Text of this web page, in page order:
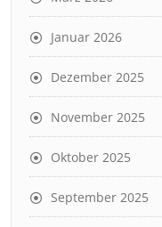
Januar 2026
Dezember 2025
November 2025
Oktober 2025
September 2025